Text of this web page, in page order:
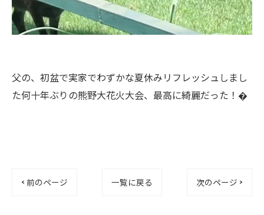
父の、初盆で実家でわずかな夏休みリフレッシュしまし
た何十年ぶりの熊野大花火大会、最高に綺麗だった！�
< 前のページ 一覧に戻る 次のページ >